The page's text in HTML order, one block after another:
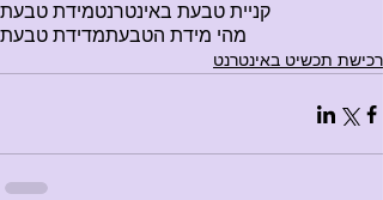
קניית טבעת באינטרנטמידת טבעת
מהי מידת הטבעתמדידת טבעת
רכישת תכשיט באינטרנט